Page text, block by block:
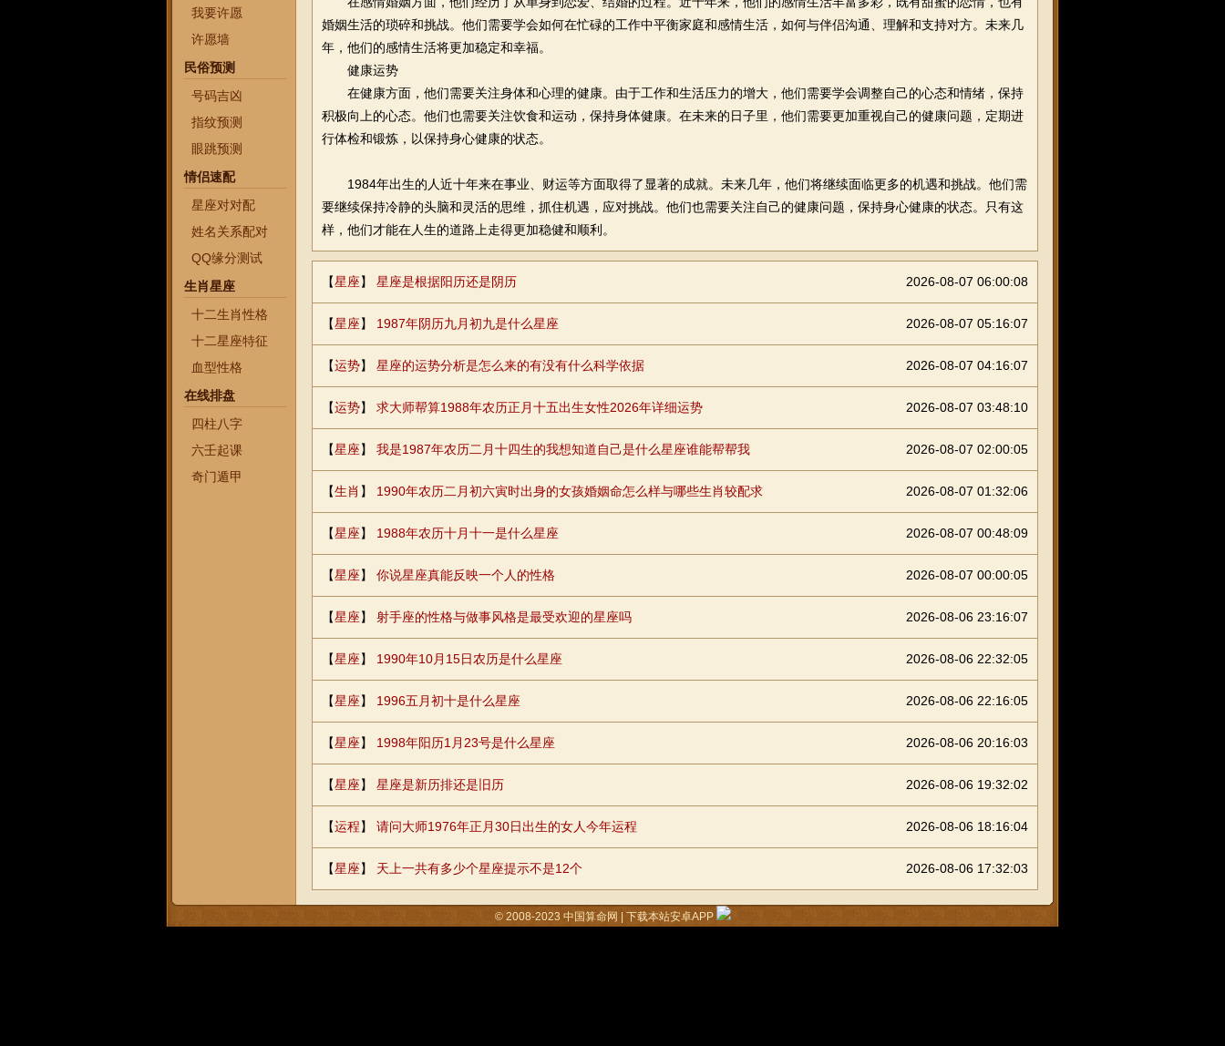
我要许愿
许愿墙
民俗预测
号码吉凶
指纹预测
眼跳预测
情侣速配
星座对对配
姓名关系配对
QQ缘分测试
生肖星座
十二生肖性格
十二星座特征
血型性格
在线排盘
四柱八字
六壬起课
奇门遁甲
婚姻生活的琐碎和挑战。他们需要学会如何在忙碌的工作中平衡家庭和感情生活，如何与伴侣沟通、理解和支持对方。未来几
年，他们的感情生活将更加稳定和幸福。
健康运势
在健康方面，他们需要关注身体和心理的健康。由于工作和生活压力的增大，他们需要学会调整自己的心态和情绪，保持
积极向上的心态。他们也需要关注饮食和运动，保持身体健康。在未来的日子里，他们需要更加重视自己的健康问题，定期进
行体检和锻炼，以保持身心健康的状态。
1984年出生的人近十年来在事业、财运等方面取得了显著的成就。未来几年，他们将继续面临更多的机遇和挑战。他们需
要继续保持冷静的头脑和灵活的思维，抓住机遇，应对挑战。他们也需要关注自己的健康问题，保持身心健康的状态。只有这
样，他们才能在人生的道路上走得更加稳健和顺利。
【星座】 星座是根据阳历还是阴历 2026-08-07 06:00:08
【星座】 1987年阴历九月初九是什么星座 2026-08-07 05:16:07
【运势】 星座的运势分析是怎么来的有没有什么科学依据 2026-08-07 04:16:07
【运势】 求大师帮算1988年农历正月十五出生女性2026年详细运势 2026-08-07 03:48:10
【星座】 我是1987年农历二月十四生的我想知道自己是什么星座谁能帮帮我 2026-08-07 02:00:05
【生肖 】 1990年农历二月初六寅时出身的女孩婚姻命怎么样与哪些生肖较配求 2026-08-07 01:32:06
【星座】 1988年农历十月十一是什么星座 2026-08-07 00:48:09
【星座】 你说星座真能反映一个人的性格 2026-08-07 00:00:05
【星座】 射手座的性格与做事风格是最受欢迎的星座吗 2026-08-06 23:16:07
【星座】 1990年10月15日农历是什么星座 2026-08-06 22:32:05
【星座】 1996五月初十是什么星座 2026-08-06 22:16:05
【星座】 1998年阳历1月23号是什么星座 2026-08-06 20:16:03
【星座】 星座是新历排还是旧历 2026-08-06 19:32:02
【运程】 请问大师1976年正月30日出生的女人今年运程 2026-08-06 18:16:04
【星座】 天上一共有多少个星座提示不是12个 2026-08-06 17:32:03
© 2008-2023 中国算命网 |下载本站安卓APP